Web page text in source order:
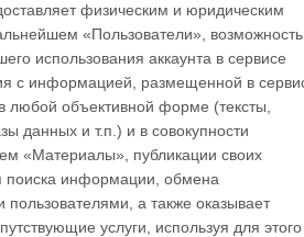
физическим и юридическим
«Пользователи», возможность
использования аккаунта в сервисе
с информацией, размещенной в
любой объективной форме (тексты,
данных и т.п.) и в совокупности
«Материалы», публикации своих
поиска информации, обмена
а также оказывает
услуги, используя для этого